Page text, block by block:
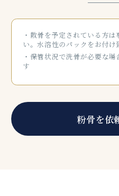
散骨を予定されている方は
い。水溶性のパックをお付け
保管状況で洗骨が必要な場
す
粉骨を依